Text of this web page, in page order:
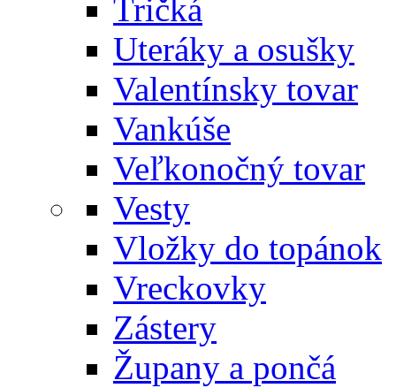
Tričká
Uteráky a osušky
Valentínsky tovar
Vankúše
Veľkonočný tovar
Vesty
Vložky do topánok
Vreckovky
Zástery
Župany a pončá